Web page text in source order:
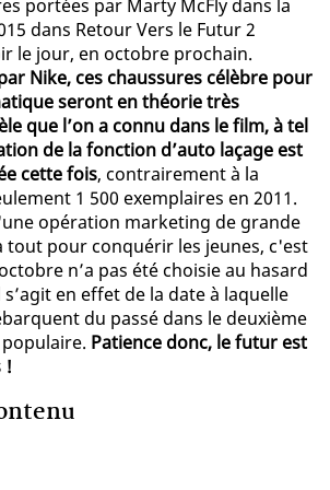
portées par Marty McFly dans la
dans Retour Vers le Futur 2
le jour, en octobre prochain.
Nike, ces chaussures célèbre pour
seront en théorie très
que l’on a connu dans le film, à tel
de la fonction d’auto laçage est
cette fois, contrairement à la
1 500 exemplaires en 2011.
opération marketing de grande
tout pour conquérir les jeunes, c'est
n’a pas été choisie au hasard
en effet de la date à laquelle
du passé dans le deuxième
Patience donc, le futur est
!